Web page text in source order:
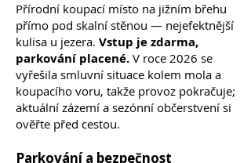
Přírodní koupací místo na jižním břehu
přímo pod skalní stěnou — nejefektnější
kulisa u jezera. Vstup je zdarma,
parkování placené. V roce 2026 se
vyřešila smluvní situace kolem mola a
koupacího voru, takže provoz pokračuje;
aktuální zázemí a sezónní občerstvení si
ověřte před cestou.
Parkování a bezpečnost